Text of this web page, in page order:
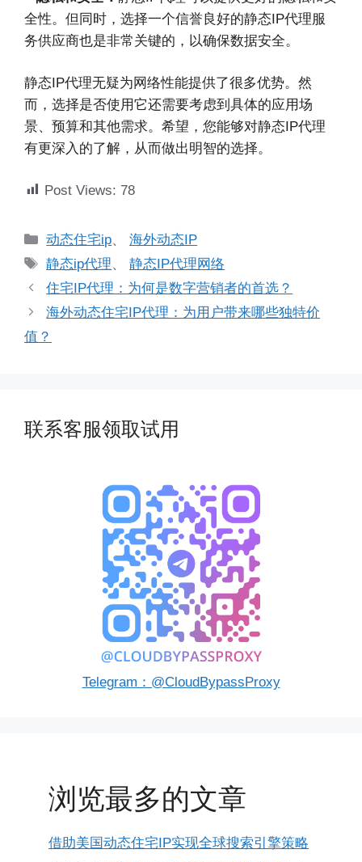
全性。但同时，选择一个信誉良好的静态IP代理服
务供应商也是非常关键的，以确保数据安全。
静态IP代理无疑为网络性能提供了很多优势。然
而，选择是否使用它还需要考虑到具体的应用场
景、预算和其他需求。希望，您能够对静态IP代理
有更深入的了解，从而做出明智的选择。
Post Views: 78
分
类
动态住宅ip、海外动态IP
标
签
静态ip代理、静态IP代理网络
住宅IP代理：为何是数字营销者的首选？
海外动态住宅IP代理：为用户带来哪些独特价
值？
联系客服领取试用
Telegram：@CloudBypassProxy
浏览最多的文章
借助美国动态住宅IP实现全球搜索引擎策略